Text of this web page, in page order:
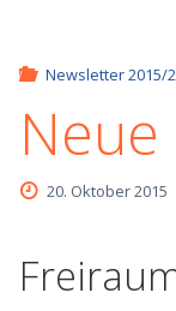
Newsletter 2015/2
20. Oktober 2015